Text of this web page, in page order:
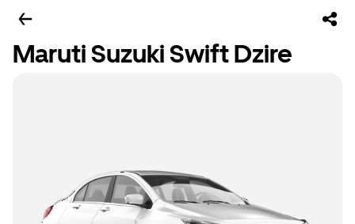
Maruti Suzuki Swift Dzire